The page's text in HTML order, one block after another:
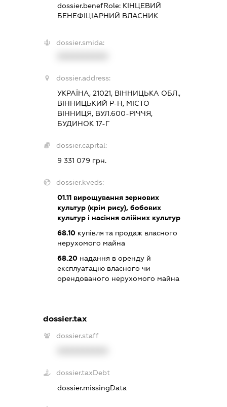
dossier.benefRole: КІНЦЕВИЙ
БЕНЕФІЦІАРНИЙ ВЛАСНИК
dossier.smida:
dossier.address:
УКРАЇНА, 21021, ВІННИЦЬКА ОБЛ.,
ВІННИЦЬКИЙ Р-Н, МІСТО
ВІННИЦЯ, ВУЛ.600-РІЧЧЯ,
БУДИНОК 17-Г
dossier.capital:
9 331 079 грн.
dossier.kveds:
01.11вирощування зернових
культур (крім рису), бобових
культур і насіння олійних культур
68.10купівля та продаж власного
нерухомого майна
68.20надання в оренду й
експлуатацію власного чи
орендованого нерухомого майна
dossier.tax
dossier.staff
dossier.taxDebt
dossier.missingData